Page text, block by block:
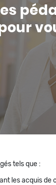
tels que :
les acquis de